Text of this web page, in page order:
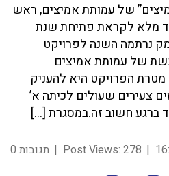
של עמותת אמיצים, ראש
מלא לקראת פתיחת שנת
נרתמה השנה לפרויקט
של עמותת אמיצים
הפרויקט היא להעניק
צעירים שעולים לכיתה א’
ברגע חשוב זה.במסגרת […]
Post Views: 278 תגובות 0